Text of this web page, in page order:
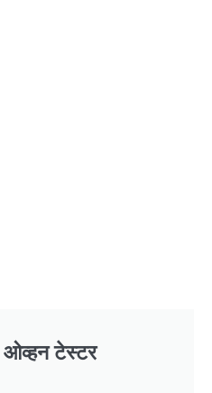
टेस्टर